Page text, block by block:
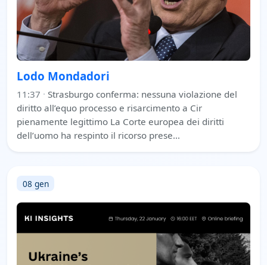
Lodo Mondadori
11:37 · Strasburgo conferma: nessuna violazione del
diritto all’equo processo e risarcimento a Cir
pienamente legittimo La Corte europea dei diritti
dell’uomo ha respinto il ricorso prese…
08 gen